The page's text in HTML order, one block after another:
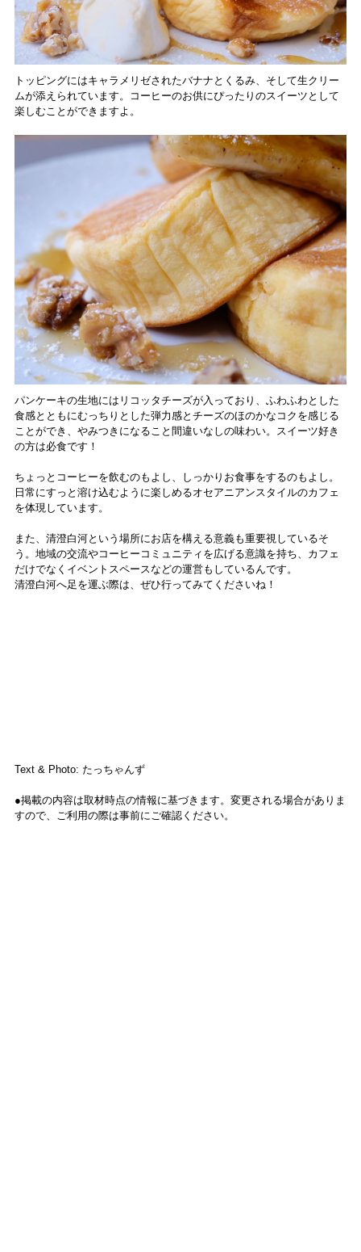
トッピングにはキャラメリゼされたバナナとくるみ、そして生クリー
ムが添えられています。コーヒーのお供にぴったりのスイーツとして
楽しむことができますよ。
パンケーキの生地にはリコッタチーズが入っており、ふわふわとした
食感とともにむっちりとした弾力感とチーズのほのかなコクを感じる
ことができ、やみつきになること間違いなしの味わい。スイーツ好き
の方は必食です！
ちょっとコーヒーを飲むのもよし、しっかりお食事をするのもよし。
日常にすっと溶け込むように楽しめるオセアニアンスタイルのカフェ
を体現しています。
また、清澄白河という場所にお店を構える意義も重要視しているそ
う。地域の交流やコーヒーコミュニティを広げる意識を持ち、カフェ
だけでなくイベントスペースなどの運営もしているんです。
清澄白河へ足を運ぶ際は、ぜひ行ってみてくださいね！
Text & Photo: たっちゃんず
●掲載の内容は取材時点の情報に基づきます。変更される場合がありま
すので、ご利用の際は事前にご確認ください。